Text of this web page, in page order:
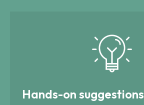
Hands-on suggestions